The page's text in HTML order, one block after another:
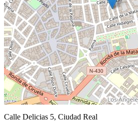
Calle Delicias 5, Ciudad Real